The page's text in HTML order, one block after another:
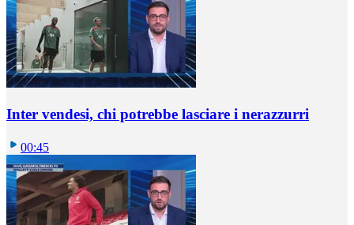
Inter vendesi, chi potrebbe lasciare i nerazzurri
00:45